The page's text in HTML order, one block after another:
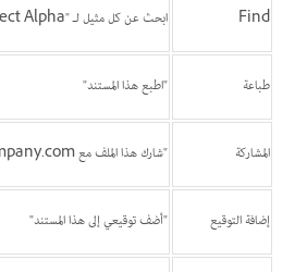
Find ابحث عن كل مثيل لـ "Project Alpha" في هذا المستند
طباعة "اطبع هذا المستند"
المشاركة "شارك هذا الملف مع alex@company.com"
إضافة التوقيع "أضف توقيعي إلى هذا المستند"